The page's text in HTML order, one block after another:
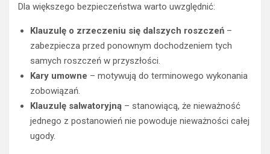
Dla większego bezpieczeństwa warto uwzględnić:
Klauzulę o zrzeczeniu się dalszych roszczeń –
zabezpiecza przed ponownym dochodzeniem tych
samych roszczeń w przyszłości.
Kary umowne – motywują do terminowego wykonania
zobowiązań.
Klauzulę salwatoryjną – stanowiącą, że nieważność
jednego z postanowień nie powoduje nieważności całej
ugody.